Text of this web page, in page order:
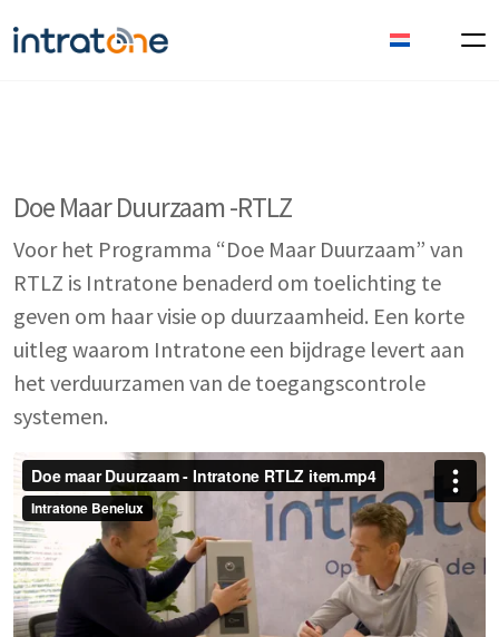
Doe Maar Duurzaam -RTLZ
Voor het Programma “Doe Maar Duurzaam” van
RTLZ is Intratone benaderd om toelichting te
geven om haar visie op duurzaamheid. Een korte
uitleg waarom Intratone een bijdrage levert aan
het verduurzamen van de toegangscontrole
systemen.